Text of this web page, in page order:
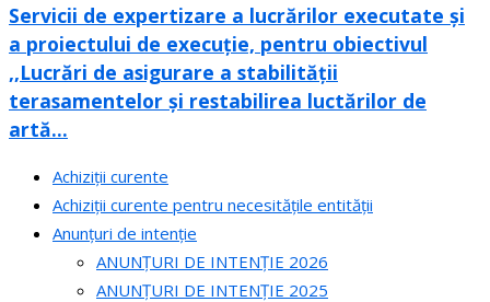
Servicii de expertizare a lucrărilor executate și
a proiectului de execuție, pentru obiectivul
,,Lucrări de asigurare a stabilității
terasamentelor și restabilirea luctărilor de
artă...
Achiziții curente
Achiziții curente pentru necesitățile entității
Anunțuri de intenție
ANUNȚURI DE INTENȚIE 2026
ANUNȚURI DE INTENȚIE 2025